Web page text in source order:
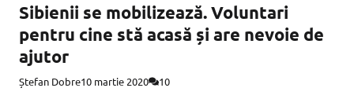
Sibienii se mobilizează. Voluntari
pentru cine stă acasă și are nevoie de
ajutor
Ștefan Dobre10 martie 2020 10